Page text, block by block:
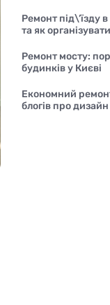
Ремонт під\’їзду
та як організувати
Ремонт мосту:
будинків у Києві
Економний
блогів про